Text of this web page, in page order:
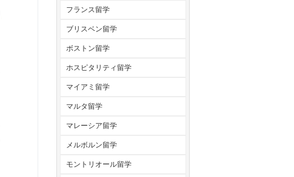
フランス留学
ブリスベン留学
ボストン留学
ホスピタリティ留学
マイアミ留学
マルタ留学
マレーシア留学
メルボルン留学
モントリオール留学